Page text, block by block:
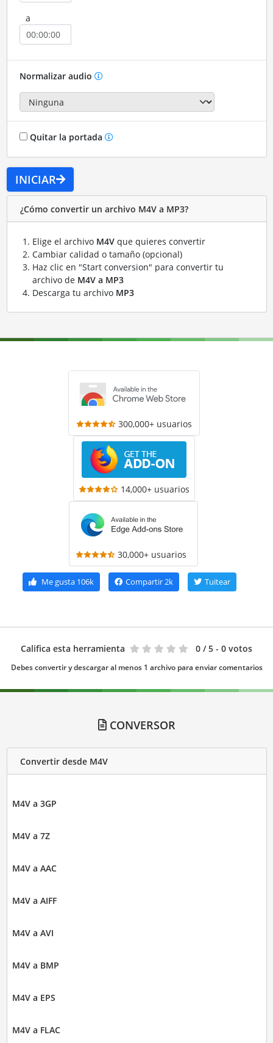
a
Normalizar audio
Quitar la portada
INICIAR
¿Cómo convertir un archivo M4V a MP3?
Elige el archivo M4Vque quieres convertir
Cambiar calidad o tamaño (opcional)
Haz clic en "Start conversion" para convertir tu
archivo de M4V a MP3
Descarga tu archivo MP3
300,000+ usuarios
14,000+ usuarios
30,000+ usuarios
Me gusta106k Compartir2k Tuitear
Califica esta herramienta 0 / 5 - 0 votos
Debes convertir y descargar al menos 1 archivo para enviar comentarios
CONVERSOR
Convertir desde M4V
M4V a 3GP
M4V a 7Z
M4V a AAC
M4V a AIFF
M4V a AVI
M4V a BMP
M4V a EPS
M4V a FLAC